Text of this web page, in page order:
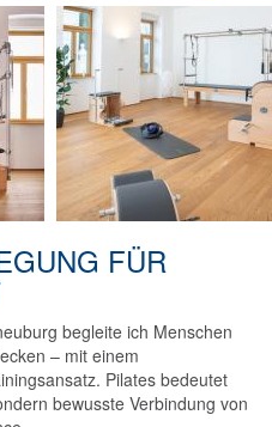
FÜR
begleite ich Menschen
– mit einem
Pilates bedeutet
bewusste Verbindung von